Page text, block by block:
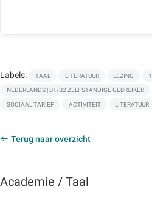
Labels: TAAL LITERATUUR LEZING
NEDERLANDS | B1/B2 ZELFSTANDIGE GEBRUIKER
SOCIAAL TARIEF ACTIVITEIT LITERATUUR
Terug naar overzicht
Academie / Taal